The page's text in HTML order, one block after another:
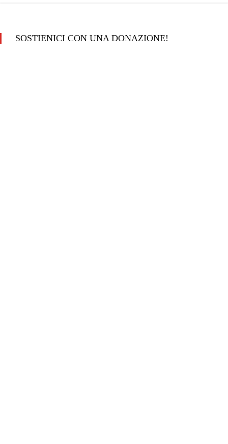
SOSTIENICI CON UNA DONAZIONE!